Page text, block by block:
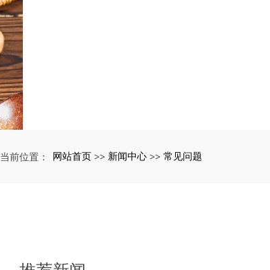
当前位置： 网站首页 >> 新闻中心 >> 常见问题